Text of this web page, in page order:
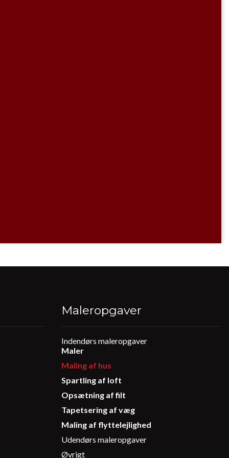
Maleropgaver
Primær
navigation
2
Indendørs maleropgaver
Maler
Maling af hus
Spartling af loft
Opsætning af filt
Tapetsering af væg
Maling af flyttelejlighed
Udendørs maleropgaver
Øvrigt